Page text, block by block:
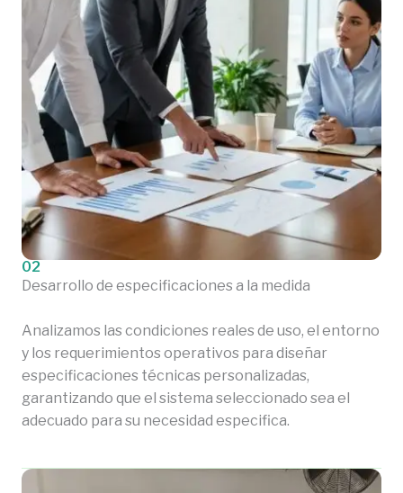
02
Desarrollo de especificaciones a la medida
Analizamos las condiciones reales de uso, el entorno
y los requerimientos operativos para diseñar
especificaciones técnicas personalizadas,
garantizando que el sistema seleccionado sea el
adecuado para su necesidad especifica.